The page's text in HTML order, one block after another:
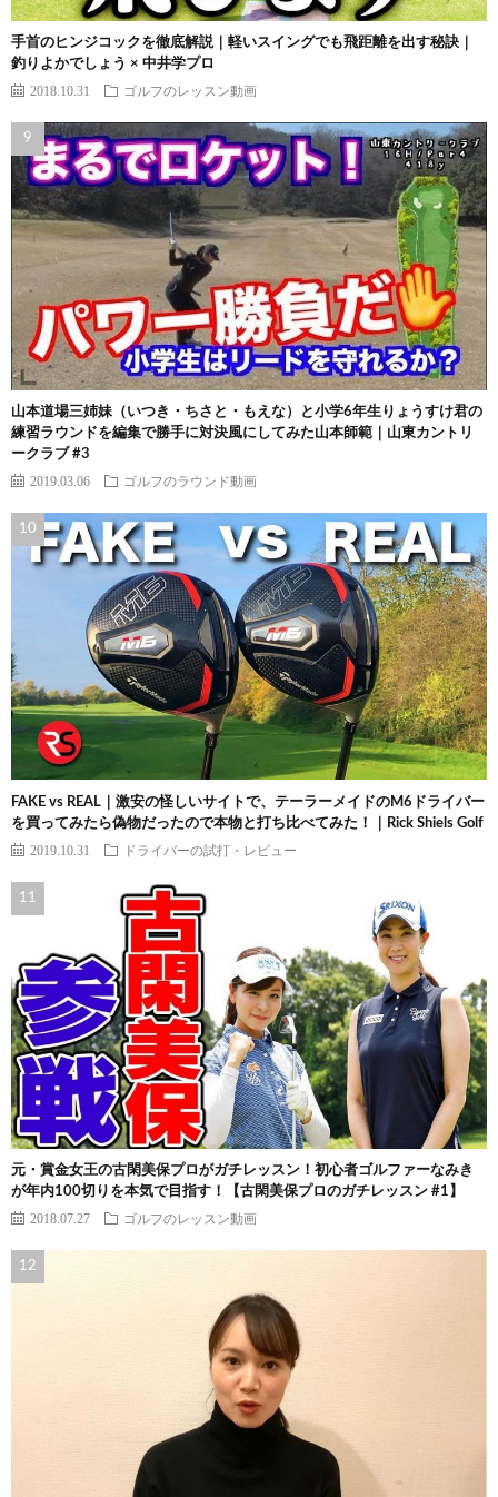
手首のヒンジコックを徹底解説｜軽いスイングでも飛距離を出す秘訣｜
釣りよかでしょう × 中井学プロ
2018.10.31 ゴルフのレッスン動画
山本道場三姉妹（いつき・ちさと・もえな）と小学6年生りょうすけ君の
練習ラウンドを編集で勝手に対決風にしてみた山本師範｜山東カントリ
ークラブ #3
2019.03.06 ゴルフのラウンド動画
FAKE vs REAL｜激安の怪しいサイトで、テーラーメイドのM6ドライバー
を買ってみたら偽物だったので本物と打ち比べてみた！｜Rick Shiels Golf
2019.10.31 ドライバーの試打・レビュー
元・賞金女王の古閑美保プロがガチレッスン！初心者ゴルファーなみき
が年内100切りを本気で目指す！【古閑美保プロのガチレッスン #1】
2018.07.27 ゴルフのレッスン動画